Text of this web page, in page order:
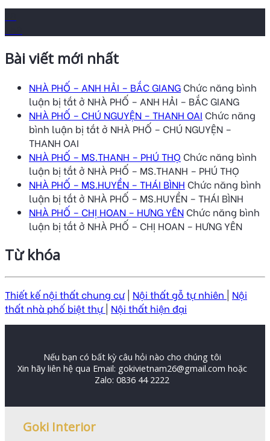
Bài viết mới nhất
NHÀ PHỐ – ANH HẢI – BẮC GIANG Chức năng bình
luận bị tắtở NHÀ PHỐ – ANH HẢI – BẮC GIANG
NHÀ PHỐ – CHÚ NGUYỆN – THANH OAI Chức năng
bình luận bị tắtở NHÀ PHỐ – CHÚ NGUYỆN –
THANH OAI
NHÀ PHỐ – MS.THANH – PHÚ THỌ Chức năng bình
luận bị tắtở NHÀ PHỐ – MS.THANH – PHÚ THỌ
NHÀ PHỐ – MS.HUYỀN – THÁI BÌNH Chức năng bình
luận bị tắtở NHÀ PHỐ – MS.HUYỀN – THÁI BÌNH
NHÀ PHỐ – CHỊ HOAN – HƯNG YÊN Chức năng bình
luận bị tắtở NHÀ PHỐ – CHỊ HOAN – HƯNG YÊN
Từ khóa
Thiết kế nội thất chung cư| Nội thất gỗ tự nhiên | Nội
thất nhà phố biệt thự| Nội thất hiện đại
Nếu bạn có bất kỳ câu hỏi nào cho chúng tôi
Xin hãy liên hệ qua Email: gokivietnam26@gmail.com hoặc
Zalo: 0836 44 2222
Goki Interior